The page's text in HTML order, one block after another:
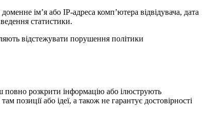
ім’я або IP-адреса комп’ютера відвідувача, дата
статистики.
відстежувати порушення політики
повно розкрити інформацію або ілюструють
або ідеї, а також не гарантує достовірності